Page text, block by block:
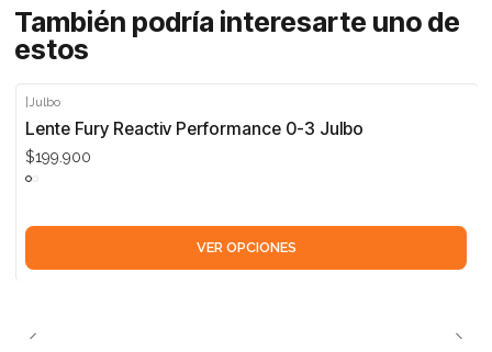
También podría interesarte uno de
estos
|Julbo
Lente Fury Reactiv Performance 0-3 Julbo
$199.900
VER OPCIONES